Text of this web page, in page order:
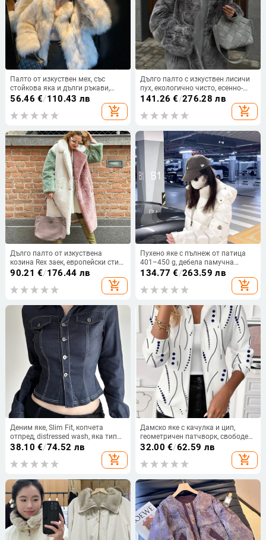
Палто от изкуствен мех, със
стойкова яка и дълги ръкави,
средна дължина, стил на
56.46 €/110.43 лв
add_shopping_cart
Дълго палто с изкуствен лисичи
пух, екологично чисто, есенно-
зимно, черно-бяло двуцветно
141.26 €/276.28 лв
add_shopping_cart
Дълго палто от изкуствена
козина Rex заек, европейски стил,
яка с лацкан, дълги ръкави,
дамско есенно-зимно връхно
облекло, елегантен дизайн
90.21 €/176.44 лв
add_shopping_cart
Пухено яке с пълнеж от патица
401–450 g, дебела памучна
външна материя, дължина 80–
100 cm, ципово закопчаване,
стояща яка със сваляема пухена
134.77 €/263.59 лв
add_shopping_cart
Деним яке, Slim Fit, копчета
отпред, distressed wash, яка тип
ризова, дълги ръкави, къса
дължина 40–50 см, полиестер със
спандекс (90–95% полиестер, под
38.10 €/74.52 лв
add_shopping_cart
Дамско яке с качулка и цип,
геометричен патчворк, свободен
силует, дълги ръкави, полиестер/
32.00 €/62.59 лв
add_shopping_cart